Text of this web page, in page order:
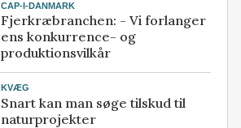
CAP-I-DANMARK
Fjerkræbranchen: - Vi forlanger
ens konkurrence- og
produktionsvilkår
KVÆG
Snart kan man søge tilskud til
naturprojekter